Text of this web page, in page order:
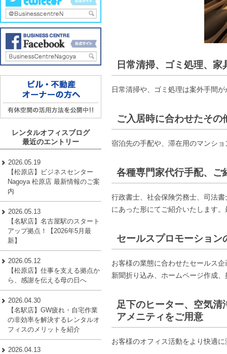
日常清掃、ゴミ処理、
日常清掃や、ゴミ処理は案外手間
ご入居時に合わせたその
宿泊先の手配や、滞在用のマンシ
各種専門家代行手配、ご
行政書士、社会保険労務士、司法
にあった形にてご紹介いたします
セールスプロモーション
お客様の業態に合わせたセールス
新聞折り込み、ホームページ作成
足下のヒーター、空気
アメニティをご用意
お客様のオフィス活動をより快適
レンタルオフィスブログ
最近のエントリー
2026.05.19
【松原店】ビジネスセンター
Nagoya 松原店 最新情報のご案
内
2026.05.13
【名駅店】名古屋駅のスタート
アップ拠点！【2026年5月最
新】
2026.05.12
【松原店】仕事を支える拠点か
ら、感謝を伝える母の日へ
2026.04.30
【名駅店】GW疲れ・自宅作業
の非効率を解決するレンタルオ
フィスのメリットを紹介
2026.04.13